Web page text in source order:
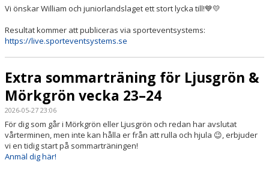
Vi önskar William och juniorlandslaget ett stort lycka till!💙💛
Resultat kommer att publiceras via sporteventsystems:
https://live.sporteventsystems.se
Extra sommarträning för Ljusgrön &
Mörkgrön vecka 23–24
2026-05-27 23:06
För dig som går i Mörkgrön eller Ljusgrön och redan har avslutat
vårterminen, men inte kan hålla er från att rulla och hjula 😉, erbjuder
vi en tidig start på sommarträningen!
Anmäl dig här!